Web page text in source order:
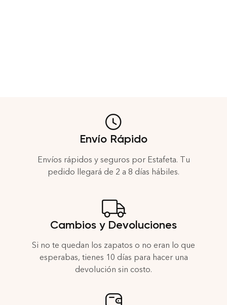
Envío Rápido
Envíos rápidos y seguros por Estafeta. Tu
pedido llegará de 2 a 8 días hábiles.
Cambios y Devoluciones
Si no te quedan los zapatos o no eran lo que
esperabas, tienes 10 días para hacer una
devolución sin costo.